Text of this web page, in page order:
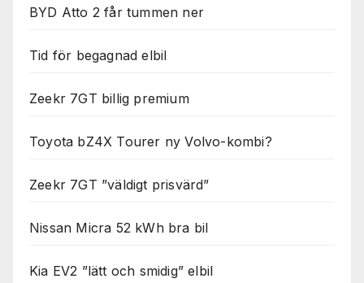
BYD Atto 2 får tummen ner
Tid för begagnad elbil
Zeekr 7GT billig premium
Toyota bZ4X Tourer ny Volvo-kombi?
Zeekr 7GT ”väldigt prisvärd”
Nissan Micra 52 kWh bra bil
Kia EV2 ”lätt och smidig” elbil